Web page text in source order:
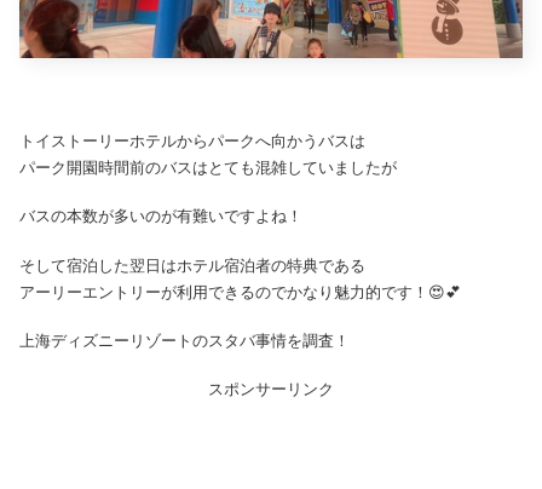
トイストーリーホテルからパークへ向かうバスは
パーク開園時間前のバスはとても混雑していましたが
バスの本数が多いのが有難いですよね！
そして宿泊した翌日はホテル宿泊者の特典である
アーリーエントリーが利用できるのでかなり魅力的です！😍💕
上海ディズニーリゾートのスタバ事情を調査！
スポンサーリンク